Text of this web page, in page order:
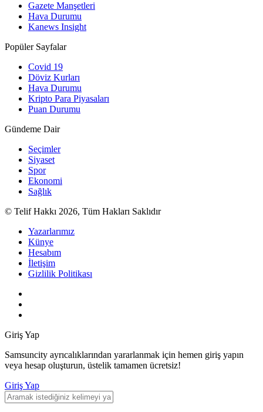
Gazete Manşetleri
Hava Durumu
Kanews Insight
Popüler Sayfalar
Covid 19
Döviz Kurları
Hava Durumu
Kripto Para Piyasaları
Puan Durumu
Gündeme Dair
Seçimler
Siyaset
Spor
Ekonomi
Sağlık
© Telif Hakkı 2026, Tüm Hakları Saklıdır
Yazarlarımız
Künye
Hesabım
İletişim
Gizlilik Politikası
Giriş Yap
Samsuncity ayrıcalıklarından yararlanmak için hemen giriş yapın
veya hesap oluşturun, üstelik tamamen ücretsiz!
Giriş Yap